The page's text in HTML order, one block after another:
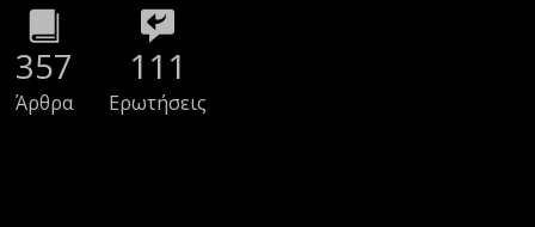
357
Άρθρα
111
Ερωτήσεις